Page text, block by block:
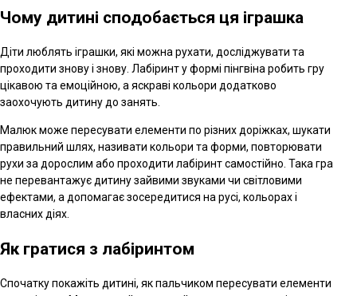
Чому дитині сподобається ця іграшка
Діти люблять іграшки, які можна рухати, досліджувати та
проходити знову і знову. Лабіринт у формі пінгвіна робить гру
цікавою та емоційною, а яскраві кольори додатково
заохочують дитину до занять.
Малюк може пересувати елементи по різних доріжках, шукати
правильний шлях, називати кольори та форми, повторювати
рухи за дорослим або проходити лабіринт самостійно. Така гра
не перевантажує дитину зайвими звуками чи світловими
ефектами, а допомагає зосередитися на русі, кольорах і
власних діях.
Як гратися з лабіринтом
Спочатку покажіть дитині, як пальчиком пересувати елементи